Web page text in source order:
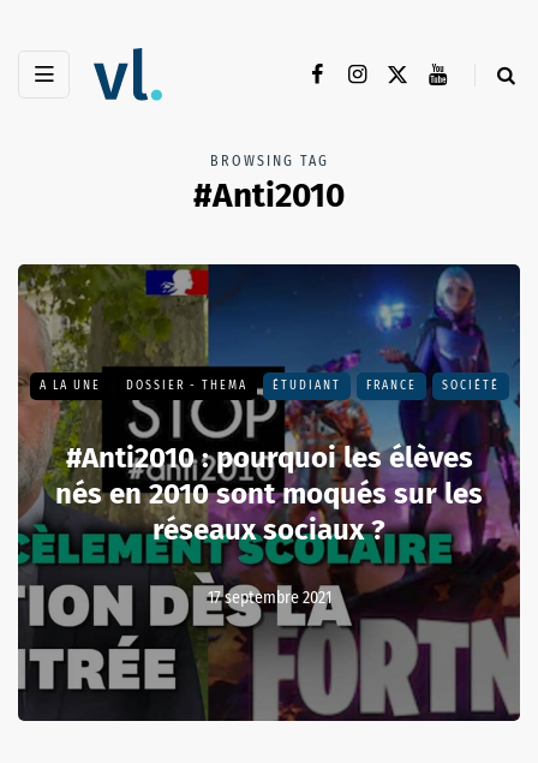
BROWSING TAG
#Anti2010
A LA UNE DOSSIER - THEMA ÉTUDIANT FRANCE SOCIÉTÉ
#Anti2010 : pourquoi les élèves
nés en 2010 sont moqués sur les
réseaux sociaux ?
17 septembre 2021